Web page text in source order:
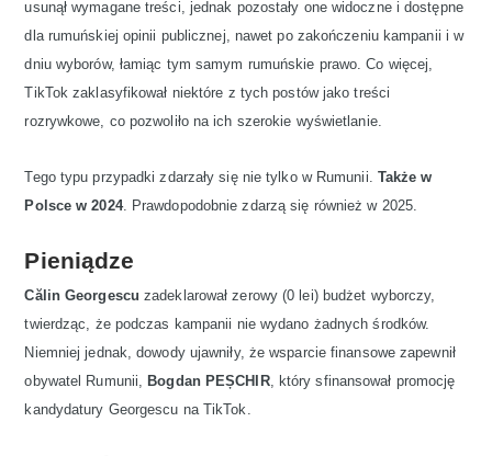
usunął wymagane treści, jednak pozostały one widoczne i dostępne
dla rumuńskiej opinii publicznej, nawet po zakończeniu kampanii i w
dniu wyborów, łamiąc tym samym rumuńskie prawo. Co więcej,
TikTok zaklasyfikował niektóre z tych postów jako treści
rozrywkowe, co pozwoliło na ich szerokie wyświetlanie.
Tego typu przypadki zdarzały się nie tylko w Rumunii. Także w
Polsce w 2024. Prawdopodobnie zdarzą się również w 2025.
Pieniądze
Călin Georgescu zadeklarował zerowy (0 lei) budżet wyborczy,
twierdząc, że podczas kampanii nie wydano żadnych środków.
Niemniej jednak, dowody ujawniły, że wsparcie finansowe zapewnił
obywatel Rumunii,
Bogdan PEȘCHIR, który sfinansował promocję
kandydatury Georgescu na TikTok.